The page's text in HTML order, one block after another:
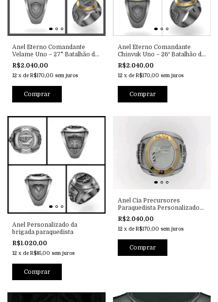
Anel Eterno Comandante
Velame Uno – 27° Batalhão de
Infantaria Paraquedista
R$2.040,00
12 x de R$170,00 sem juros
Anel Eterno Comandante
Chinvuk Uno – 26º Batalhão de
Infantaria Paraquedista
R$2.040,00
12 x de R$170,00 sem juros
Anel Personalizado da
brigada paraquedista
R$1.020,00
12 x de R$85,00 sem juros
Comprar
Anel Cia Precursores
Paraquedista Personalizado
em Prata com Ouro
R$2.040,00
12 x de R$170,00 sem juros